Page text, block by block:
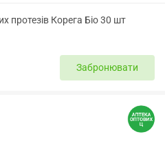
протезів Корега Біо 30 шт
Забронювати